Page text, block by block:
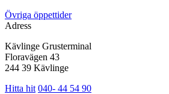
Övriga öppettider
Adress
Kävlinge Grusterminal
Floravägen 43
244 39 Kävlinge
Hitta hit 040- 44 54 90